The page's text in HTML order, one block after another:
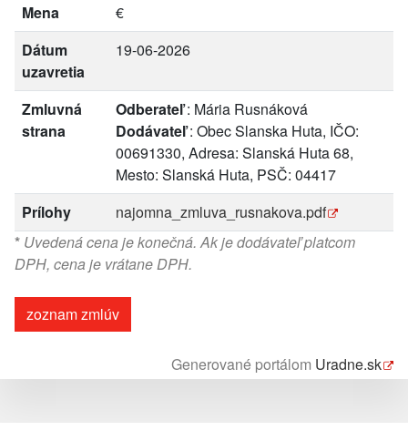
Mena
€
Dátum
uzavretia
19-06-2026
Zmluvná
strana
Odberateľ: Mária Rusnáková
Dodávateľ: Obec Slanska Huta, IČO:
00691330, Adresa: Slanská Huta 68,
Mesto: Slanská Huta, PSČ: 04417
Prílohy
najomna_zmluva_rusnakova.pdf
* Uvedená cena je konečná. Ak je dodávateľ platcom
DPH, cena je vrátane DPH.
zoznam zmlúv
Generované portálom Uradne.sk